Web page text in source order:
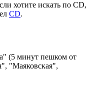
хотите искать по CD,
CD.
(5 минут пешком от
"Маяковская",